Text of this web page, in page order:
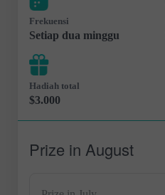
Frekuensi
Setiap dua minggu
Hadiah total
$3.000
Prize in August